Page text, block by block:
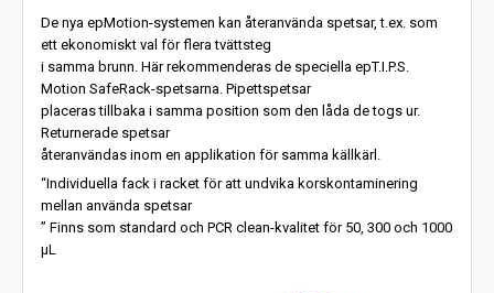
De nya epMotion-systemen kan återanvända spetsar, t.ex. som
ett ekonomiskt val för flera tvättsteg
i samma brunn. Här rekommenderas de speciella epT.I.P.S.
Motion SafeRack-spetsarna. Pipettspetsar
placeras tillbaka i samma position som den låda de togs ur.
Returnerade spetsar
återanvändas inom en applikation för samma källkärl.
“Individuella fack i racket för att undvika korskontaminering
mellan använda spetsar
” Finns som standard och PCR clean-kvalitet för 50, 300 och 1000
µL